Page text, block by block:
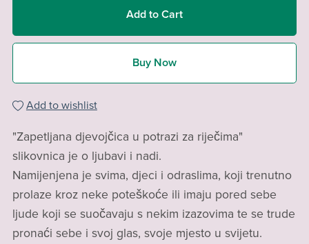
Add to Cart
Buy Now
Add to wishlist
"Zapetljana djevojčica u potrazi za riječima"
slikovnica je o ljubavi i nadi.
Namijenjena je svima, djeci i odraslima, koji trenutno
prolaze kroz neke poteškoće ili imaju pored sebe
ljude koji se suočavaju s nekim izazovima te se trude
pronaći sebe i svoj glas, svoje mjesto u svijetu.